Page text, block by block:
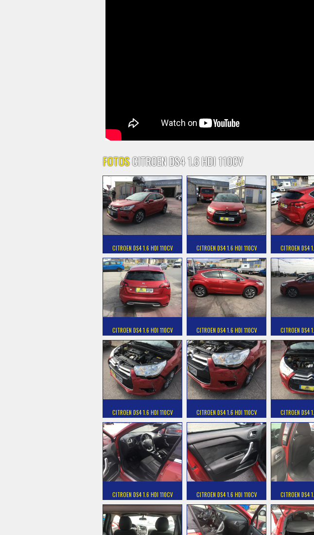
FOTOSCITROEN DS4 1.6 HDI 110CV
CITROEN DS4 1.6 HDI 110CV CITROEN DS4 1.6 HDI 110CV CITROEN DS4
CITROEN DS4 1.6 HDI 110CV CITROEN DS4 1.6 HDI 110CV CITROEN DS4
CITROEN DS4 1.6 HDI 110CV CITROEN DS4 1.6 HDI 110CV CITROEN DS4
CITROEN DS4 1.6 HDI 110CV CITROEN DS4 1.6 HDI 110CV CITROEN DS4